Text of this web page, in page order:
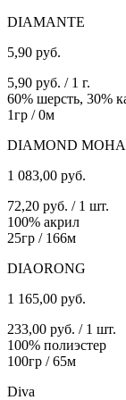
DIAMANTE
5,90 руб.
5,90 руб. / 1 г.
60% шерсть, 30%
1гр / 0м
DIAMOND
1 083,00 руб.
72,20 руб. / 1 шт.
100% акрил
25гр / 166м
DIAORONG
1 165,00 руб.
233,00 руб. / 1 шт.
100% полиэстер
100гр / 65м
Diva